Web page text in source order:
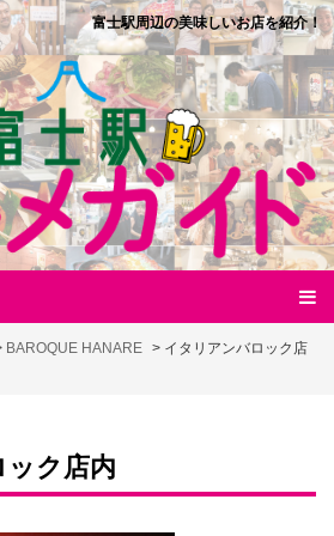
富士駅周辺の美味しいお店を紹介！
BAROQUE HANARE > イタリアンバロック店
ク店内